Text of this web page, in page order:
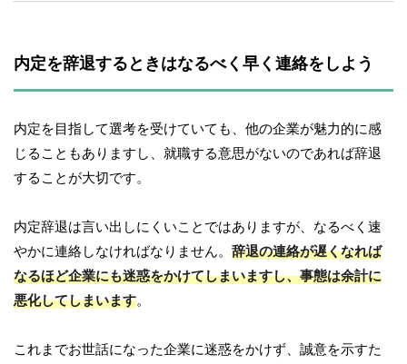
内定を辞退するときはなるべく早く連絡をしよう
内定を目指して選考を受けていても、他の企業が魅力的に感
じることもありますし、就職する意思がないのであれば辞退
することが大切です。
内定辞退は言い出しにくいことではありますが、なるべく速
やかに連絡しなければなりません。 辞退の連絡が遅くなれば
なるほど企業にも迷惑をかけてしまいますし、事態は余計に
悪化してしまいます。
これまでお世話になった企業に迷惑をかけず、誠意を示すた